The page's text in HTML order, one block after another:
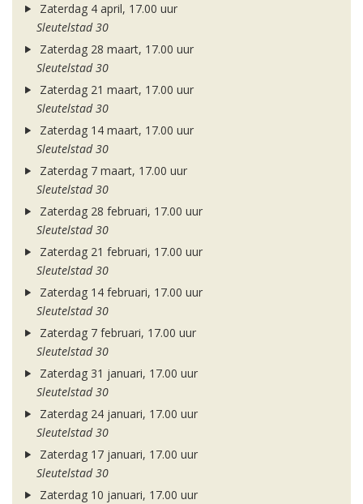
Zaterdag 4 april, 17.00 uur
Sleutelstad 30
Zaterdag 28 maart, 17.00 uur
Sleutelstad 30
Zaterdag 21 maart, 17.00 uur
Sleutelstad 30
Zaterdag 14 maart, 17.00 uur
Sleutelstad 30
Zaterdag 7 maart, 17.00 uur
Sleutelstad 30
Zaterdag 28 februari, 17.00 uur
Sleutelstad 30
Zaterdag 21 februari, 17.00 uur
Sleutelstad 30
Zaterdag 14 februari, 17.00 uur
Sleutelstad 30
Zaterdag 7 februari, 17.00 uur
Sleutelstad 30
Zaterdag 31 januari, 17.00 uur
Sleutelstad 30
Zaterdag 24 januari, 17.00 uur
Sleutelstad 30
Zaterdag 17 januari, 17.00 uur
Sleutelstad 30
Zaterdag 10 januari, 17.00 uur